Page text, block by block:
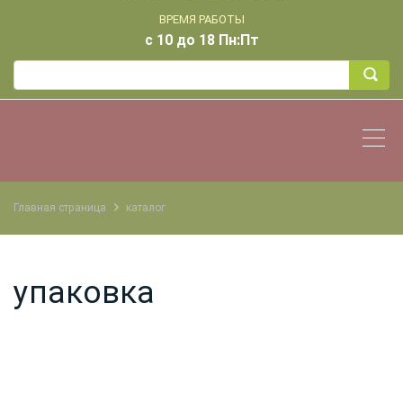
ВРЕМЯ РАБОТЫ
с 10 до 18 Пн:Пт
Главная страница каталог
упаковка